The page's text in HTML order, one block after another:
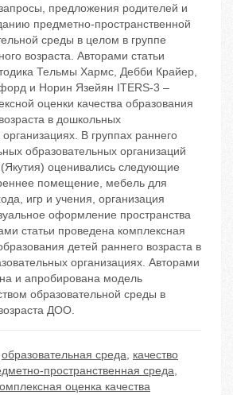
предложения родителей и
предметно-пространственной
среды в целом в группе
возраста. Авторами статьи
Тельмы Хармс, Дебби Крайер,
и Норин Язейян ITERS-3 –
оценки качества образования
в дошкольных
В группах раннего
образовательных организаций
оценивались следующие
помещение, мебель для
игр и учения, организация
оформление пространства
статьи проведена комплексная
детей раннего возраста в
организациях. Авторами
и апробирована модель
образовательной среды в
ДОО.
образовательная среда, качество
пространственная среда,
оценка качества